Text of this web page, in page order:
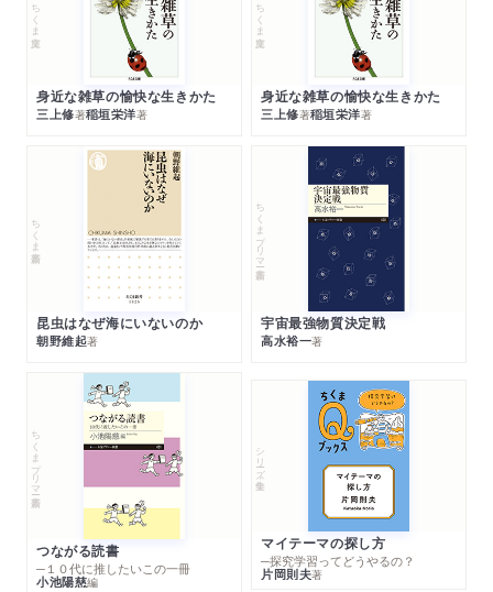
ちくま文庫
身近な雑草の愉快な生きかた
三上修著稲垣栄洋著
ちくま文庫
身近な雑草の愉快な生きかた
三上修著稲垣栄洋著
ちくま新書
昆虫はなぜ海にいないのか
朝野維起著
ちくまプリマー新書
宇宙最強物質決定戦
高水裕一著
ちくまプリマー新書
つながる読書
─１０代に推したいこの一冊
小池陽慈編
シリーズ・全集
マイテーマの探し方
─探究学習ってどうやるの？
片岡則夫著